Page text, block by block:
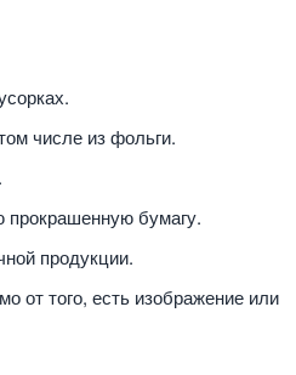
числе из фольги.
прокрашенную бумагу.
продукции.
от того, есть изображение или